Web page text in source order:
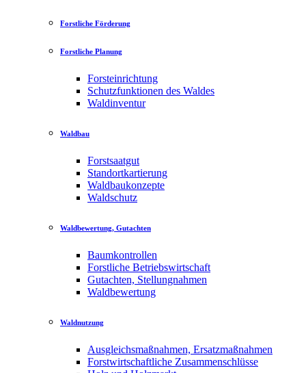
Forstliche Förderung
Forstliche Planung
Forsteinrichtung
Schutzfunktionen des Waldes
Waldinventur
Waldbau
Forstsaatgut
Standortkartierung
Waldbaukonzepte
Waldschutz
Waldbewertung, Gutachten
Baumkontrollen
Forstliche Betriebswirtschaft
Gutachten, Stellungnahmen
Waldbewertung
Waldnutzung
Ausgleichsmaßnahmen, Ersatzmaßnahmen
Forstwirtschaftliche Zusammenschlüsse